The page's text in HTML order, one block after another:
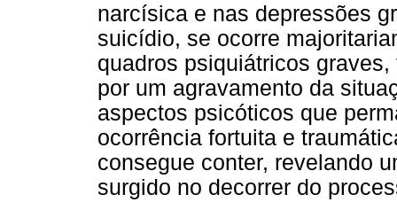
narcísica e nas depressões
suicídio, se ocorre
quadros psiquiátricos
por um agravamento da
aspectos psicóticos que
ocorrência fortuita e
consegue conter, revelando
surgido no decorrer do